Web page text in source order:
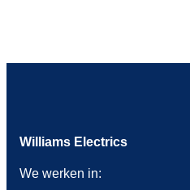
Williams Electrics
We werken in: